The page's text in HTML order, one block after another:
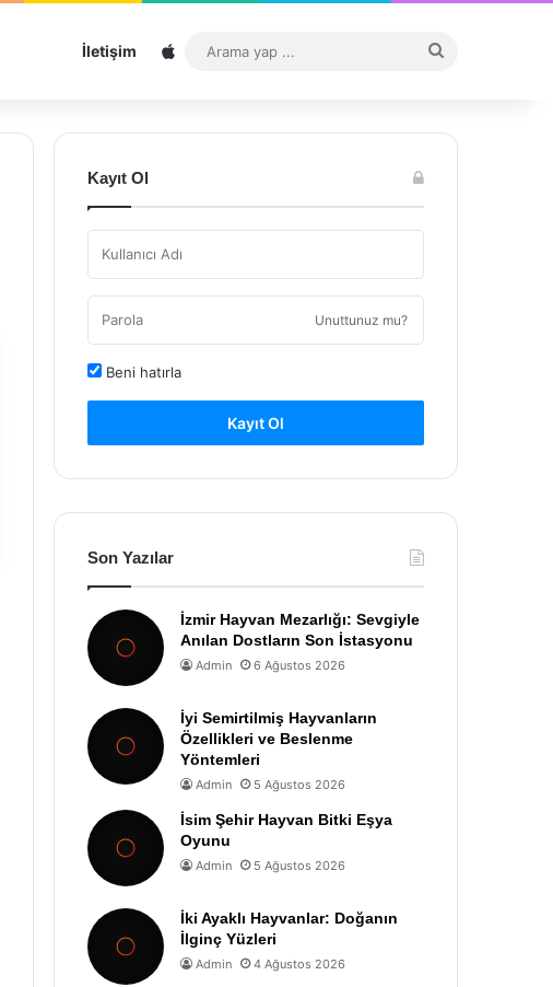
İletişim Sitemap
...
Kayıt Ol
Unuttunuz mu?
Beni hatırla
Kayıt Ol
Son Yazılar
İzmir Hayvan Mezarlığı: Sevgiyle
Anılan Dostların Son İstasyonu
Admin 6 Ağustos 2026
İyi Semirtilmiş Hayvanların
Özellikleri ve Beslenme
Yöntemleri
Admin 5 Ağustos 2026
İsim Şehir Hayvan Bitki Eşya
Oyunu
Admin 5 Ağustos 2026
İki Ayaklı Hayvanlar: Doğanın
İlginç Yüzleri
Admin 4 Ağustos 2026